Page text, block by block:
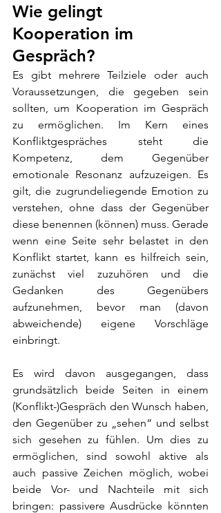
Wie gelingt
Kooperation im
Gespräch?
Es gibt mehrere Teilziele oder auch
Voraussetzungen, die gegeben sein
sollten, um Kooperation im Gespräch
zu ermöglichen. Im Kern eines
Konfliktgespräches steht die
Kompetenz, dem Gegenüber
emotionale Resonanz aufzuzeigen. Es
gilt, die zugrundeliegende Emotion zu
verstehen, ohne dass der Gegenüber
diese benennen (können) muss. Gerade
wenn eine Seite sehr belastet in den
Konflikt startet, kann es hilfreich sein,
zunächst viel zuzuhören und die
Gedanken des Gegenübers
aufzunehmen, bevor man (davon
abweichende) eigene Vorschläge
einbringt.
Es wird davon ausgegangen, dass
grundsätzlich beide Seiten in einem
(Konflikt-)Gespräch den Wunsch haben,
den Gegenüber zu „sehen“ und selbst
sich gesehen zu fühlen. Um dies zu
ermöglichen, sind sowohl aktive als
auch passive Zeichen möglich, wobei
beide Vor- und Nachteile mit sich
bringen: passivere Ausdrücke könnten